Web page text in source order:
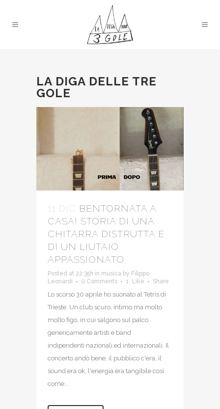
LA DIGA DELLE TRE
GOLE
11 DIC BENTORNATA A
CASA! STORIA DI UNA
CHITARRA DISTRUTTA E
DI UN LIUTAIO
APPASSIONATO
Posted at 22:35h in musica by Filippo
Leonardi
0 Comments 1 Like Share
Lo scorso 30 aprile ho suonato al Tetris di
Trieste. Un club scuro, intimo ma molto
molto figo, in cui salgono sul palco
genericamente artisti e band
indipendenti nazionali ed internazionali. Il
concerto andò bene, il pubblico c'era, il
sound era ok, l'energia era tangibile così
come...